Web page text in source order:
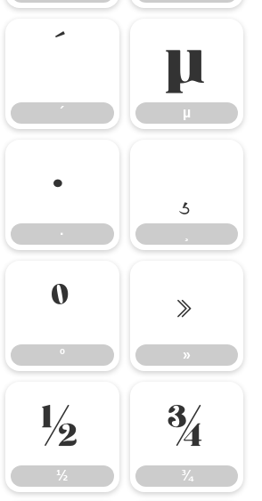
´
´
µ
µ
·
·
¸
º
º
»
»
½
½
¾
¾